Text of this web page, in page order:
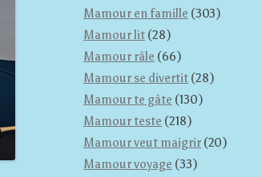
Mamour en famille (303)
Mamour lit (28)
Mamour râle (66)
Mamour se divertit (28)
Mamour te gâte (130)
Mamour teste (218)
Mamour veut maigrir (20)
Mamour voyage (33)